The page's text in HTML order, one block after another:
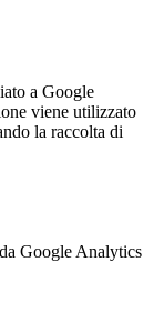
a Google
viene utilizzato
la raccolta di
Google Analytics